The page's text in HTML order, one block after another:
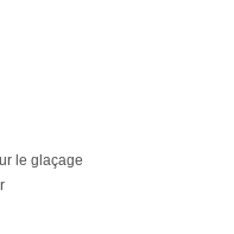
le glaçage